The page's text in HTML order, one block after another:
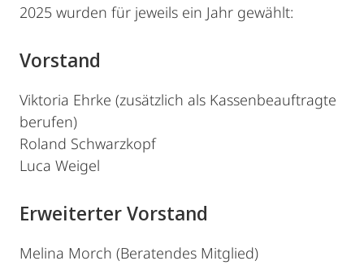
2025 wurden für jeweils ein Jahr gewählt:
Vorstand
Viktoria Ehrke (zusätzlich als Kassenbeauftragte
berufen)
Roland Schwarzkopf
Luca Weigel
Erweiterter Vorstand
Melina Morch (Beratendes Mitglied)